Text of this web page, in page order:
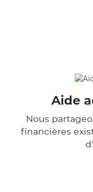
Aide
Nous
financières